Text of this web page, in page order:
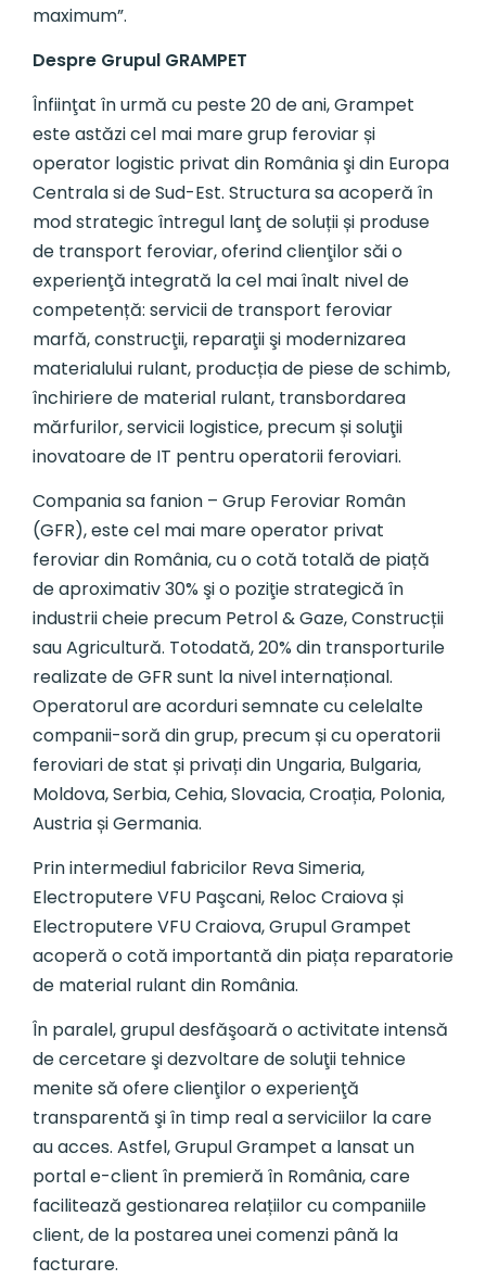
maximum”.
Despre Grupul GRAMPET
Înfiinţat în urmă cu peste 20 de ani, Grampet
este astăzi cel mai mare grup feroviar și
operator logistic privat din România şi din Europa
Centrala si de Sud-Est. Structura sa acoperă în
mod strategic întregul lanţ de soluții și produse
de transport feroviar, oferind clienţilor săi o
experienţă integrată la cel mai înalt nivel de
competență: servicii de transport feroviar
marfă, construcţii, reparaţii şi modernizarea
materialului rulant, producția de piese de schimb,
închiriere de material rulant, transbordarea
mărfurilor, servicii logistice, precum și soluţii
inovatoare de IT pentru operatorii feroviari.
Compania sa fanion – Grup Feroviar Român
(GFR), este cel mai mare operator privat
feroviar din România, cu o cotă totală de piață
de aproximativ 30% şi o poziţie strategică în
industrii cheie precum Petrol & Gaze, Construcții
sau Agricultură. Totodată, 20% din transporturile
realizate de GFR sunt la nivel internațional.
Operatorul are acorduri semnate cu celelalte
companii-soră din grup, precum și cu operatorii
feroviari de stat și privați din Ungaria, Bulgaria,
Moldova, Serbia, Cehia, Slovacia, Croația, Polonia,
Austria și Germania.
Prin intermediul fabricilor Reva Simeria,
Electroputere VFU Paşcani, Reloc Craiova și
Electroputere VFU Craiova, Grupul Grampet
acoperă o cotă importantă din piața reparatorie
de material rulant din România.
În paralel, grupul desfăşoară o activitate intensă
de cercetare şi dezvoltare de soluţii tehnice
menite să ofere clienţilor o experienţă
transparentă şi în timp real a serviciilor la care
au acces. Astfel, Grupul Grampet a lansat un
portal e-client în premieră în România, care
facilitează gestionarea relațiilor cu companiile
client, de la postarea unei comenzi până la
facturare.